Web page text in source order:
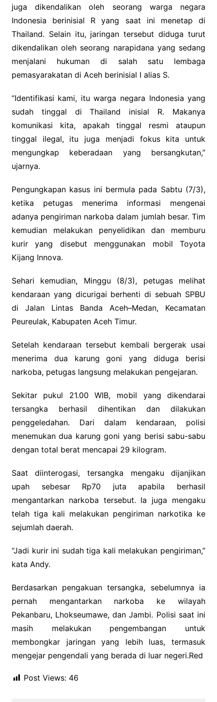
juga dikendalikan oleh seorang warga negara
Indonesia berinisial R yang saat ini menetap di
Thailand. Selain itu, jaringan tersebut diduga turut
dikendalikan oleh seorang narapidana yang sedang
menjalani hukuman di salah satu lembaga
pemasyarakatan di Aceh berinisial I alias S.
“Identifikasi kami, itu warga negara Indonesia yang
sudah tinggal di Thailand inisial R. Makanya
komunikasi kita, apakah tinggal resmi ataupun
tinggal ilegal, itu juga menjadi fokus kita untuk
mengungkap keberadaan yang bersangkutan,”
ujarnya.
Pengungkapan kasus ini bermula pada Sabtu (7/3),
ketika petugas menerima informasi mengenai
adanya pengiriman narkoba dalam jumlah besar. Tim
kemudian melakukan penyelidikan dan memburu
kurir yang disebut menggunakan mobil Toyota
Kijang Innova.
Sehari kemudian, Minggu (8/3), petugas melihat
kendaraan yang dicurigai berhenti di sebuah SPBU
di Jalan Lintas Banda Aceh–Medan, Kecamatan
Peureulak, Kabupaten Aceh Timur.
Setelah kendaraan tersebut kembali bergerak usai
menerima dua karung goni yang diduga berisi
narkoba, petugas langsung melakukan pengejaran.
Sekitar pukul 21.00 WIB, mobil yang dikendarai
tersangka berhasil dihentikan dan dilakukan
penggeledahan. Dari dalam kendaraan, polisi
menemukan dua karung goni yang berisi sabu-sabu
dengan total berat mencapai 29 kilogram.
Saat diinterogasi, tersangka mengaku dijanjikan
upah sebesar Rp70 juta apabila berhasil
mengantarkan narkoba tersebut. Ia juga mengaku
telah tiga kali melakukan pengiriman narkotika ke
sejumlah daerah.
“Jadi kurir ini sudah tiga kali melakukan pengiriman,”
kata Andy.
Berdasarkan pengakuan tersangka, sebelumnya ia
pernah mengantarkan narkoba ke wilayah
Pekanbaru, Lhokseumawe, dan Jambi. Polisi saat ini
masih melakukan pengembangan untuk
membongkar jaringan yang lebih luas, termasuk
mengejar pengendali yang berada di luar negeri.Red
Post Views: 46